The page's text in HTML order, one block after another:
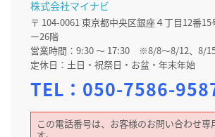
株式会社マイナビ
〒 104-0061 東京都中央区銀座４丁目12番
ー26階
営業時間：9:30 ～ 17:30 ※8/8～8/12、8/
定休日：土日・祝祭日・お盆・年末年始
TEL： 050-7586-
この電話番号は、お客様のお問い合わせ専